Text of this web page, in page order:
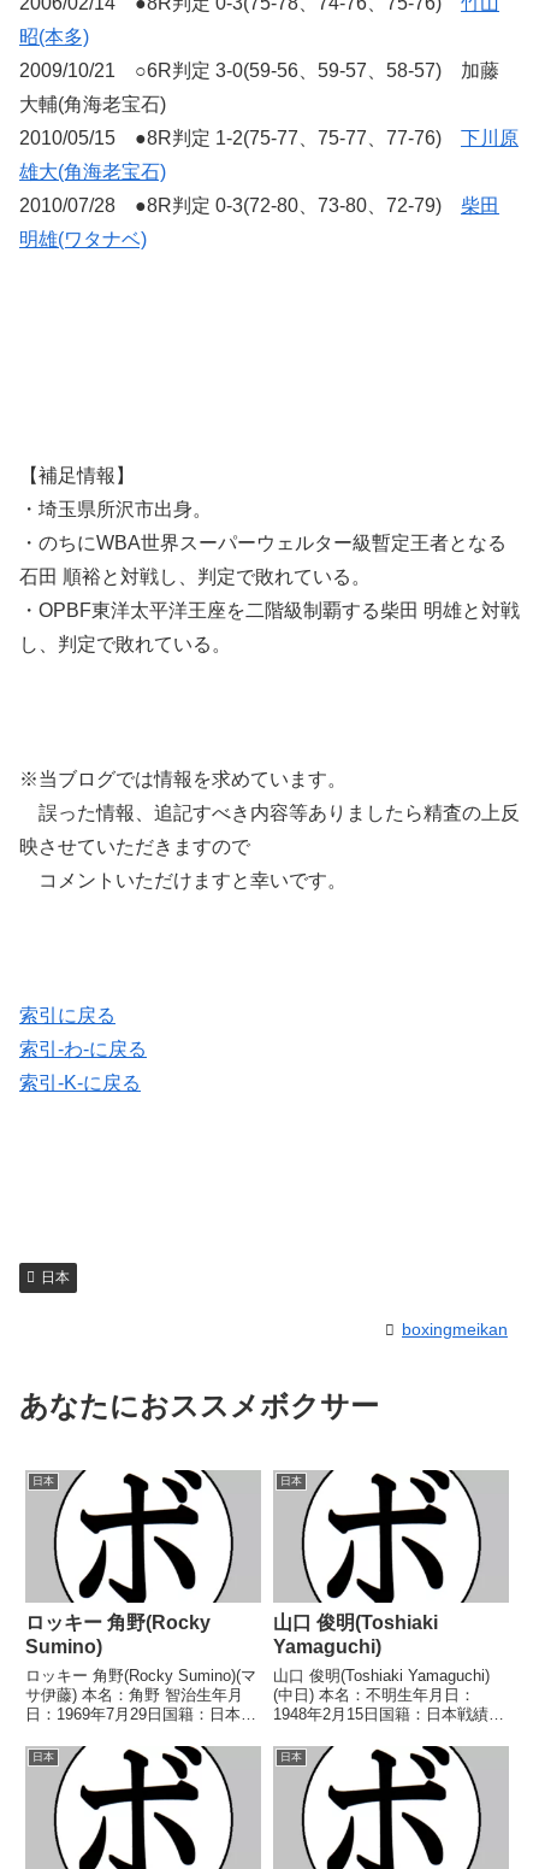
昭(本多)
2009/10/21 ○6R判定 3-0(59-56、59-57、58-57) 加藤
大輔(角海老宝石)
2010/05/15 ●8R判定 1-2(75-77、75-77、77-76) 下川原
雄大(角海老宝石)
2010/07/28 ●8R判定 0-3(72-80、73-80、72-79) 柴田
明雄(ワタナベ)
【補足情報】
・埼玉県所沢市出身。
・のちにWBA世界スーパーウェルター級暫定王者となる
石田 順裕と対戦し、判定で敗れている。
・OPBF東洋太平洋王座を二階級制覇する柴田 明雄と対戦
し、判定で敗れている。
※当ブログでは情報を求めています。
誤った情報、追記すべき内容等ありましたら精査の上反
映させていただきますので
コメントいただけますと幸いです。
索引に戻る
索引-わ-に戻る
索引-K-に戻る
日本
boxingmeikan
あなたにおススメボクサー
日本
ロッキー 角野(Rocky
Sumino)
ロッキー 角野(Rocky Sumino)(マ
サ伊藤) 本名：角野 智治生年月
日：1969年7月29日国籍：日本戦
ル】1992年度西部日本バンタム
級新人王 【戦歴】1991/03/21
○4R判定 (採点不...
日本
山口 俊明(Toshiaki
Yamaguchi)
山口 俊明(Toshiaki Yamaguchi)
(中日) 本名：不明生年月日：
1948年2月15日国籍：日本戦績：
1967年度中日本ウェルター級新
人王 【戦歴】1967/09/06 ●4R
判定 (採点不明) ...
日本 日本